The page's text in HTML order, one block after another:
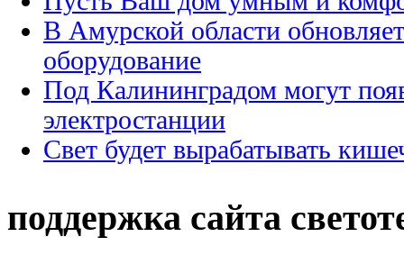
В Амурской области
оборудование
Под Калининградом могут
электростанции
Свет будет вырабатывать
поддержка сайта